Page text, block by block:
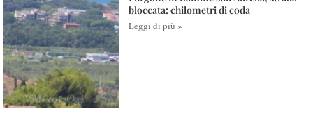
bloccata: chilometri di coda
Leggi di più »